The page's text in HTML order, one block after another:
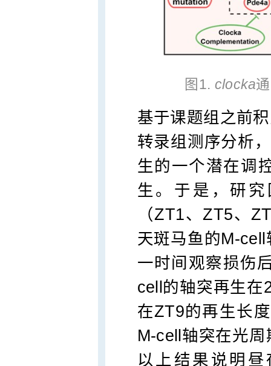
图1. clocka
基于课题组之前
转录组测序分析
生的一个潜在调
生。于是，研
（ZT1、ZT5、
天斑马鱼的M-
一时间观察损伤
cell的轴突再生在
在ZT9的再生长
M-cell轴突在光
以上结果说明